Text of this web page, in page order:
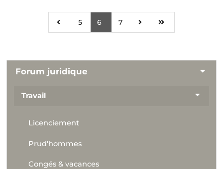
5 6 7
Forum juridique
Travail
Licenciement
Prud'hommes
Congés & vacances